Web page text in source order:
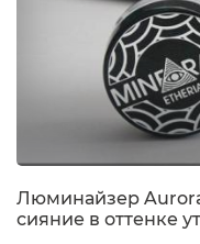
Люминайзер
сияние в оттенке